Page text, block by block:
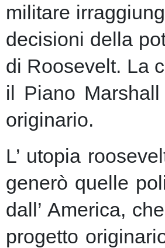
militare
decisioni della
di Roosevelt. La
il Piano
originario.
L’ utopia
generò quelle
dall’ America,
progetto